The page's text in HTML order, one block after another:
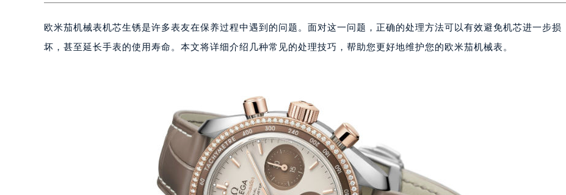
欧米茄机械表机芯生锈是许多表友在保养过程中遇到的问题。面对这一问题，正确的处理方法可以有效避免机芯进一步损
坏，甚至延长手表的使用寿命。本文将详细介绍几种常见的处理技巧，帮助您更好地维护您的欧米茄机械表。